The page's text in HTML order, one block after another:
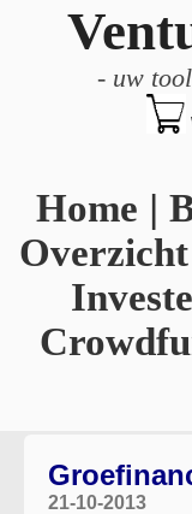
- uw
Home |
21-10-2013